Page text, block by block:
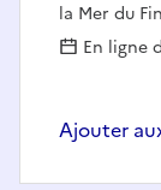
la Mer du
En ligne
Ajouter